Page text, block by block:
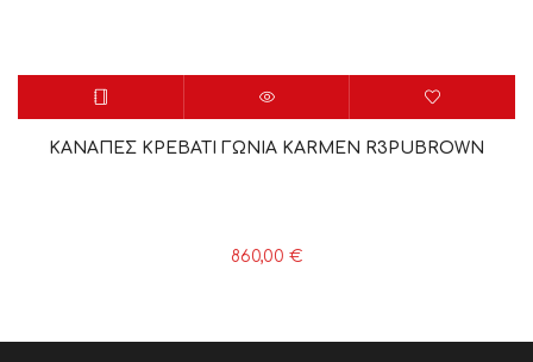
ΚΑΝΑΠΕΣ ΚΡΕΒΑΤΙ ΓΩΝΙΑ KARMEN R3PUBROWN
860,00 €